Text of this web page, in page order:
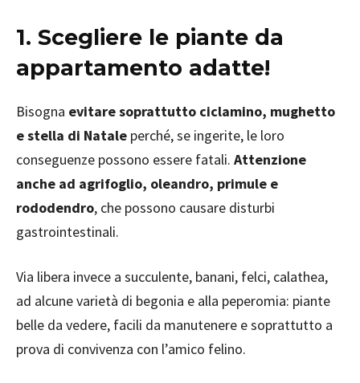
1. Scegliere le piante da
appartamento adatte!
Bisogna evitare soprattutto ciclamino, mughetto
e stella di Natale perché, se ingerite, le loro
conseguenze possono essere fatali. Attenzione
anche ad agrifoglio, oleandro, primule e
rododendro, che possono causare disturbi
gastrointestinali.
Via libera invece a succulente, banani, felci, calathea,
ad alcune varietà di begonia e alla peperomia: piante
belle da vedere, facili da manutenere e soprattutto a
prova di convivenza con l’amico felino.